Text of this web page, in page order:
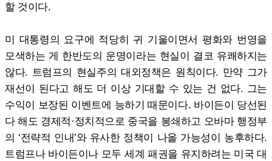
할 것이다.
미 대통령의 요구에 적당히 귀 기울이면서 평화와 번영을
모색하는 게 한반도의 운명이라는 현실이 결코 유쾌하지는
않다. 트럼프의 현실주의 대외정책은 원칙이다. 만약 그가
재선이 된다고 해도 더 이상 기대할 수 있는 건 없다. 그는
수익이 보장된 이벤트에 능하기 때문이다. 바이든이 당선된
다 해도 경제적·정치적으로 중국을 봉쇄하고 오바마 행정부
의 ‘전략적 인내’와 유사한 정책이 나올 가능성이 농후하다.
트럼프나 바이든이나 모두 세계 패권을 유지하려는 미국 대